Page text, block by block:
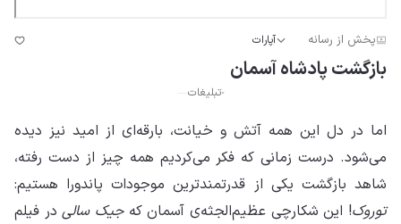
پخش از رسانه آپارات
بازگشت پادشاه آسمان
تبلیغات
اما در دل این همه آتش و خیانت، بارقه‌ای از امید نیز دیده
می‌شود. درست زمانی که فکر می‌کردیم همه چیز از دست رفته،
شاهد بازگشت یکی از قدرتمندترین موجودات پاندورا هستیم:
توروک! این شکارچی عظیم‌الجثه‌ی آسمان کهجیک سالیدر فیلم